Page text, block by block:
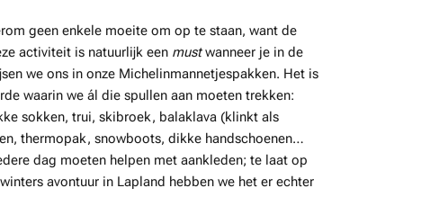
geen enkele moeite om op te staan, want de
activiteit is natuurlijk een mustwanneer je in de
we ons in onze Michelinmannetjespakken. Het is
waarin we ál die spullen aan moeten trekken:
sokken, trui, skibroek, balaklava (klinkt als
thermopak, snowboots, dikke handschoenen…
dag moeten helpen met aankleden; te laat op
avontuur in Lapland hebben we het er echter